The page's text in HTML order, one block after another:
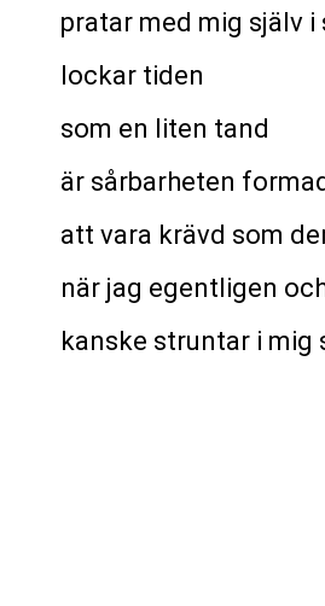
pratar med mig själv i
lockar tiden
som en liten tand
är sårbarheten
att vara krävd som
när jag egentligen
kanske struntar i mig